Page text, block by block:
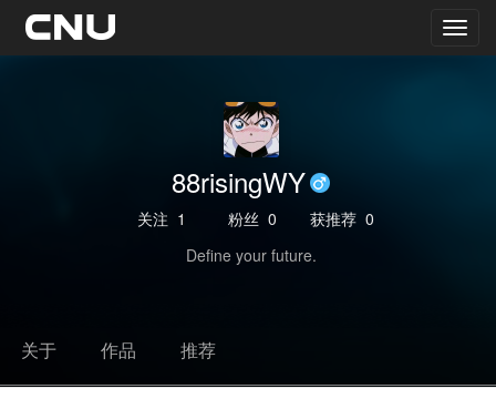
88risingWY
关注 1 粉丝 0 获推荐 0
Define your future.
关于 作品 推荐